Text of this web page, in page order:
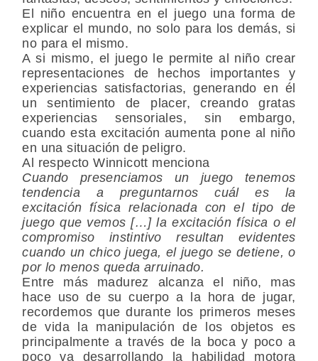
El niño encuentra en el juego una forma de
explicar el mundo, no solo para los demás, si
no para el mismo.
A si mismo, el juego le permite al niño crear
representaciones de hechos importantes y
experiencias satisfactorias, generando en él
un sentimiento de placer, creando gratas
experiencias sensoriales, sin embargo,
cuando esta excitación aumenta pone al niño
en una situación de peligro.
Al respecto Winnicott menciona
Cuando presenciamos un juego tenemos
tendencia a preguntarnos cuál es la
excitación física relacionada con el tipo de
juego que vemos […] la excitación física o el
compromiso instintivo resultan evidentes
cuando un chico juega, el juego se detiene, o
por lo menos queda arruinado.
Entre más madurez alcanza el niño, mas
hace uso de su cuerpo a la hora de jugar,
recordemos que durante los primeros meses
de vida la manipulación de los objetos es
principalmente a través de la boca y poco a
poco va desarrollando la habilidad motora